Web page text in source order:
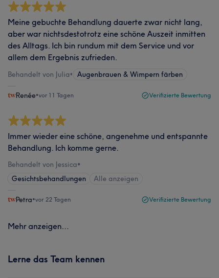
Meine gebuchte Behandlung dauerte zwar nicht lang,
aber war nichtsdestotrotz eine schöne Auszeit inmitten
des Alltags. Ich bin rundum mit dem Service und vor
allem dem Ergebnis zufrieden.
Behandelt von Julia• Augenbrauen & Wimpern färben
Renée•vor 11 Tagen Verifizierte Bewertung
Immer wieder eine schöne, angenehme und entspannte
Behandlung. Ich komme gerne.
Behandelt von Jessica•
Gesichtsbehandlungen
Alle anzeigen
Petra•vor 22 Tagen Verifizierte Bewertung
Mehr anzeigen...
Lerne das Team kennen